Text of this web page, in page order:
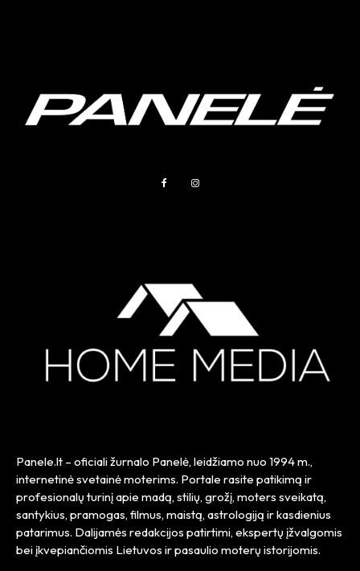
Panele.lt – oficiali žurnalo Panelė, leidžiamo nuo 1994 m.,
internetinė svetainė moterims. Portale rasite patikimą ir
profesionalų turinį apie madą, stilių, grožį, moters sveikatą,
santykius, pramogas, filmus, maistą, astrologiją ir kasdienius
patarimus. Dalijamės redakcijos patirtimi, ekspertų įžvalgomis
bei įkvepiančiomis Lietuvos ir pasaulio moterų istorijomis.